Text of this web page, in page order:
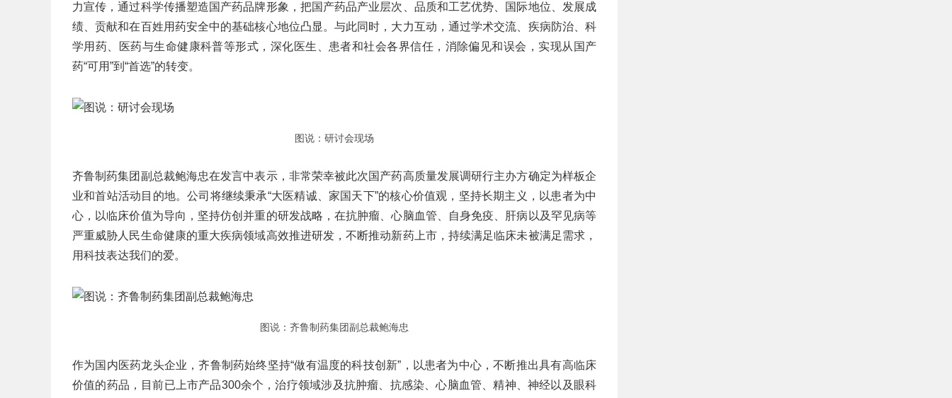
力宣传，通过科学传播塑造国产药品牌形象，把国产药品产业层次、品质和工艺优势、国际地位、发展成
绩、贡献和在百姓用药安全中的基础核心地位凸显。与此同时，大力互动，通过学术交流、疾病防治、科
学用药、医药与生命健康科普等形式，深化医生、患者和社会各界信任，消除偏见和误会，实现从国产
药“可用”到“首选”的转变。
图说：研讨会现场
齐鲁制药集团副总裁鲍海忠在发言中表示，非常荣幸被此次国产药高质量发展调研行主办方确定为样板企
业和首站活动目的地。公司将继续秉承“大医精诚、家国天下”的核心价值观，坚持长期主义，以患者为中
心，以临床价值为导向，坚持仿创并重的研发战略，在抗肿瘤、心脑血管、自身免疫、肝病以及罕见病等
严重威胁人民生命健康的重大疾病领域高效推进研发，不断推动新药上市，持续满足临床未被满足需求，
用科技表达我们的爱。
图说：齐鲁制药集团副总裁鲍海忠
作为国内医药龙头企业，齐鲁制药始终坚持“做有温度的科技创新”，以患者为中心，不断推出具有高临床
价值的药品，目前已上市产品300余个，治疗领域涉及抗肿瘤、抗感染、心脑血管、精神、神经以及眼科